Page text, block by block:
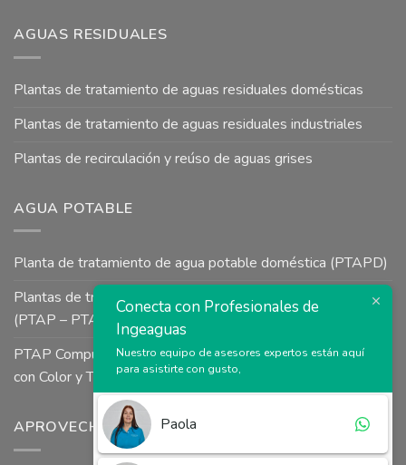
AGUAS RESIDUALES
Plantas de tratamiento de aguas residuales domésticas
Plantas de tratamiento de aguas residuales industriales
Plantas de recirculación y reúso de aguas grises
AGUA POTABLE
Planta de tratamiento de agua potable doméstica (PTAPD)
Plantas de tratamiento de agua potable para uso industrial
(PTAP – PTAI)
PTAP Compuesta a Presión tipo Uso Colectivo para Aguas
con Color y Turbiedad
APROVECHAMIENTO DE AGUAS LLUVIAS
Conecta con Profesionales de
Ingeaguas
Nuestro equipo de asesores expertos están aquí
para asistirte con gusto,
Paola